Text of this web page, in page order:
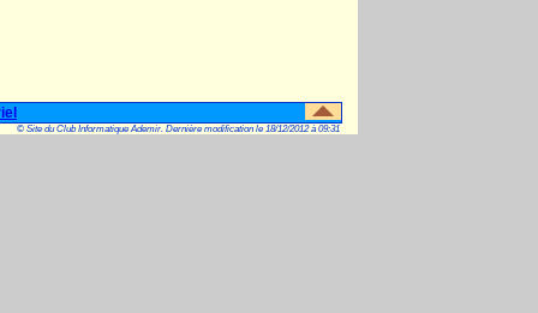
© Site du Club Informatique Ademir. Dernière modification le 18/12/2012 à 09:31